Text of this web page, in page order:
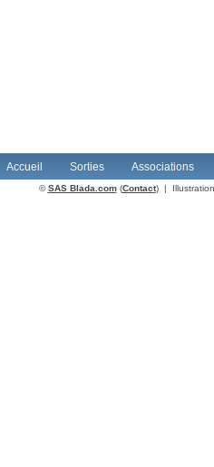
Accueil Sorties Associations
©SAS Blada.com(Contact) |